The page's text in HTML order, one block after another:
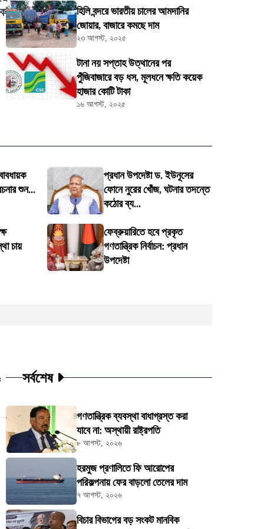
হিলি বন্দরে ভারতীয় চালের আমদানির
জোয়ার, বাজারে কমছে দাম
২৩ আগস্ট, ২০২৫
টানা নয় সপ্তাহ উত্থানের পর
পুঁজিবাজারে বড় ধস, মূলধনে ক্ষতি কয়েক
হাজার কোটি টাকা
১৬ আগস্ট, ২০২৫
শুন...
প্রধান উপদেষ্টা ড. ইউনূসের
ফোনে নুরের খোঁজ, ঘটনার তদন্তে
কঠোর ব্য...
চায়
ফেব্রুয়ারিতে হবে প্রকৃত
গণতান্ত্রিক নির্বাচন: প্রধান
উপদেষ্টা
সর্বশেষ
গণতান্ত্রিক ব্যবস্থা বাধাগ্রস্ত করা
যাবে না: অস্থায়ী রাষ্ট্রপতি
৮ আগস্ট, ২০২৬
হরমুজ প্রণালিতে ফি আরোপের
পরিকল্পনায় ফের বাড়লো তেলের দাম
৭ আগস্ট, ২০২৬
বিচার বিভাগের বড় সংকট মানবিক